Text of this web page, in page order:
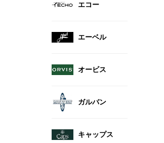
エコー
エーベル
オービス
ガルバン
キャップス